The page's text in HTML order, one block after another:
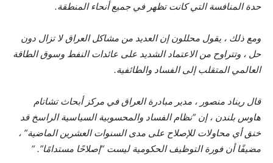
حدة المنافسة التي كانت تظهر في جميع أنحاء المنطقة.
ومع ذلك ، يقول محللون إن العديد من مشاكل العراق لا تزال دون
حل ، وتتراوح من الاعتماد الشديد على عائدات النفط وسوق الطاقة
العالمي المتقلب إلى الفساد والطائفية.
قال ريناد منصور ، مدير مبادرة العراق في مركز أبحاث تشاتام
هاوس بلندن ، إن “نظام الفساد والمحسوبية السياسية الراسخ قد
خنق أي محاولات للإصلاح على مدى السنوات العشرين الماضية” ،
مضيفًا أن فورة التوظيف الحكومية ليست “إصلاحًا مستدامًا”. “